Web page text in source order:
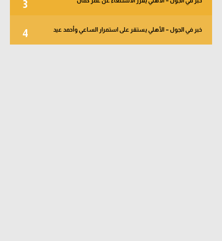
3
4 خبر في الجول – الأهلي يستقر على استمرار الساعي وأحمد عيد